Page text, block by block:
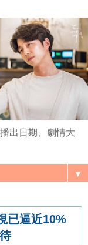
出日期、劇情大
▼
已逼近10%